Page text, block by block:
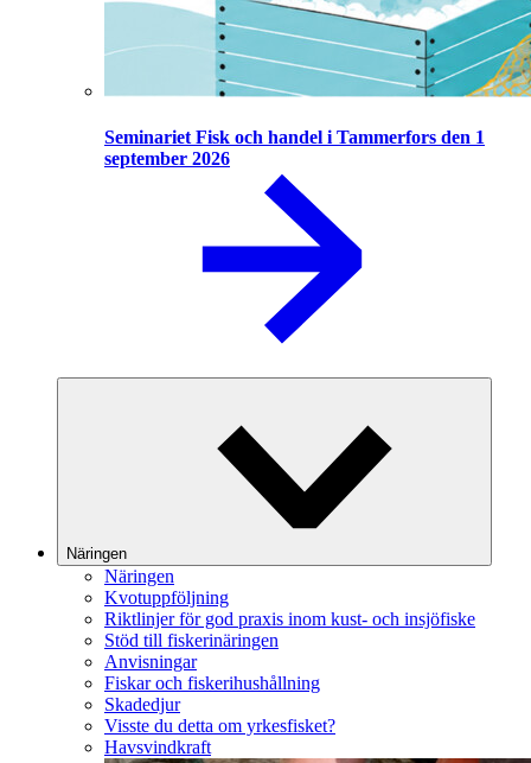
Seminariet Fisk och handel i Tammerfors den 1
september 2026
Näringen
Näringen
Kvotuppföljning
Riktlinjer för god praxis inom kust- och insjöfiske
Stöd till fiskerinäringen
Anvisningar
Fiskar och fiskerihushållning
Skadedjur
Visste du detta om yrkesfisket?
Havsvindkraft